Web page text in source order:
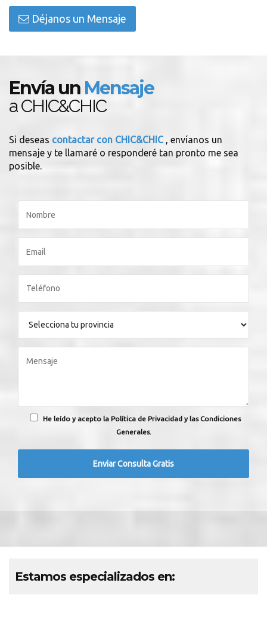
Déjanos un Mensaje
Envía un Mensaje
a CHIC&CHIC
Si deseas contactar con CHIC&CHIC , envíanos un
mensaje y te llamaré o responderé tan pronto me sea
posible.
He leído y acepto la Política de Privacidad y las Condiciones
Generales.
Estamos especializados en: